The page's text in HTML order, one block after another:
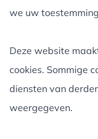
we uw
Deze website
cookies. Sommige
diensten van
weergegeven.